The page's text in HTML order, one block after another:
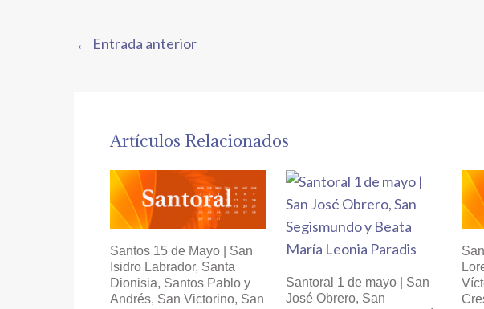
← Entrada anterior
Artículos Relacionados
Santos 15 de Mayo | San
Isidro Labrador, Santa
Dionisia, Santos Pablo y
Andrés, San Victorino, San
Santoral 1 de mayo | San
José Obrero, San